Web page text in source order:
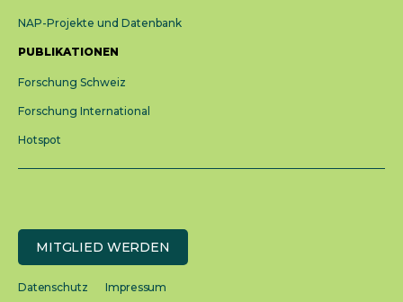
NAP-Projekte und Datenbank
PUBLIKATIONEN
Forschung Schweiz
Forschung International
Hotspot
MITGLIED WERDEN
Datenschutz Impressum